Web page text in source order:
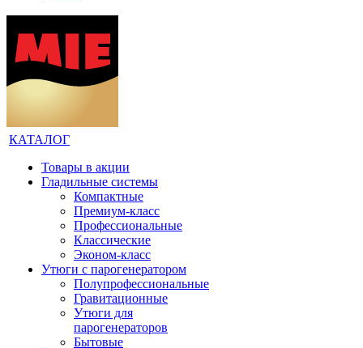
КАТАЛОГ
Товары в акции
Гладильные системы
Компактные
Премиум-класс
Профессиональные
Классические
Эконом-класс
Утюги с парогенератором
Полупрофессиональные
Гравитационные
Утюги для
парогенераторов
Бытовые